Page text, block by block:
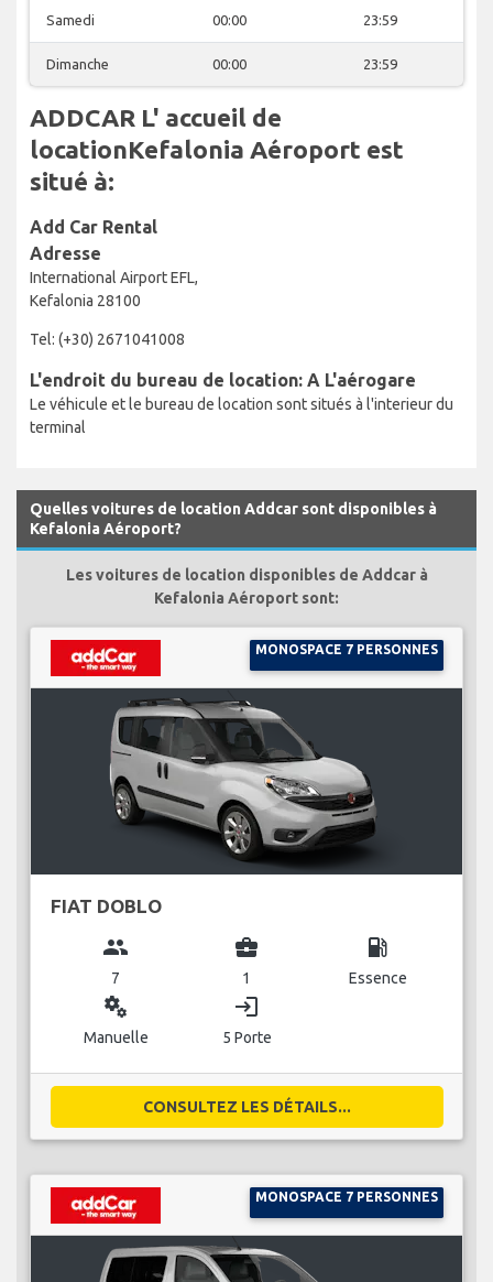
Samedi 00:00 23:59
Dimanche 00:00 23:59
ADDCAR L' accueil de
locationKefalonia Aéroport est
situé à:
Add Car Rental
Adresse
International Airport EFL,
Kefalonia 28100
Tel: (+30) 2671041008
L'endroit du bureau de location: A L'aérogare
Le véhicule et le bureau de location sont situés à l'interieur du
terminal
Quelles voitures de location Addcar sont disponibles à
Kefalonia Aéroport?
Les voitures de location disponibles de Addcar à
Kefalonia Aéroport sont:
MONOSPACE 7 PERSONNES
FIAT DOBLO
group
7
business_center
1
local_gas_station
Essence
miscellaneous_services
Manuelle
login
5 Porte
CONSULTEZ LES DÉTAILS...
MONOSPACE 7 PERSONNES